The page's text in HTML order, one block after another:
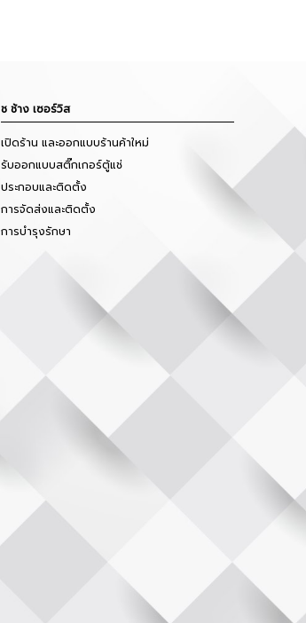
ช ช้าง เซอร์วิส
เปิดร้าน และออกแบบร้านค้าใหม่
รับออกแบบสติ๊กเกอร์ตู้แช่
ประกอบและติดตั้ง
การจัดส่งและติดตั้ง
การบำรุงรักษา